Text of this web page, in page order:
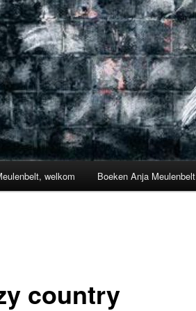
welkom Boeken Anja Meulenbelt
country